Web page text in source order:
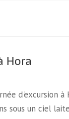
Hora
d'excursion à
sous un ciel